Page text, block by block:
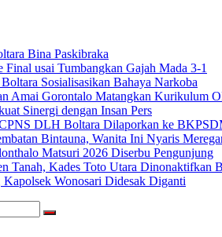
Bina Paskibraka
usai Tumbangkan Gajah Mada 3-1
Sosialisasikan Bahaya Narkoba
Amai Gorontalo Matangkan Kurikulum
Sinergi dengan Insan Pers
DLH Boltara Dilaporkan ke
Bintauna, Wanita Ini Nyaris
Matsuri 2026 Diserbu Pengunjung
Tanah, Kades Toto Utara Dinonaktifkan
Kapolsek Wonosari Didesak Diganti
Search